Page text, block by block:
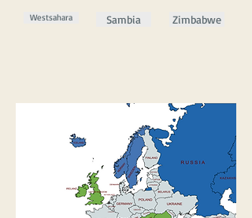
Westsahara Sambia Zimbabwe